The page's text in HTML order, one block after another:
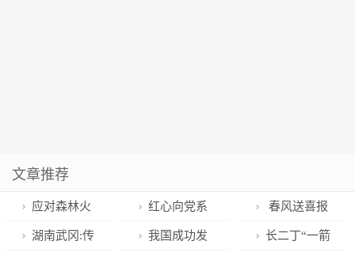
文章推荐
应对森林火
灾高发威胁 广
红心向党系
边防 我为战士
春风送喜报
延吉市人武部
湖南武冈:传 我国成功发 长二丁“一箭